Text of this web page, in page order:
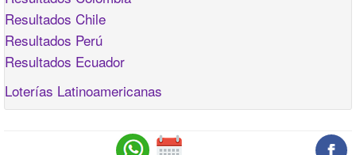
Resultados Chile
Resultados Perú
Resultados Ecuador
Loterías Latinoamericanas